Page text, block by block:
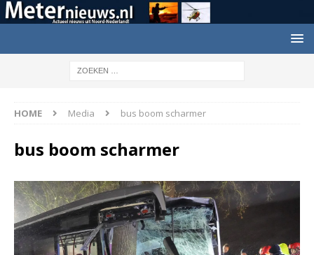
HOME Media bus boom scharmer
bus boom scharmer